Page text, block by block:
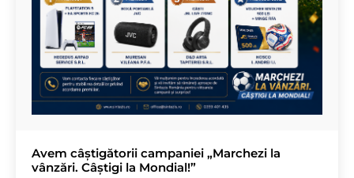
Avem câștigătorii campaniei „Marchezi la
vânzări. Câștigi la Mondial!”